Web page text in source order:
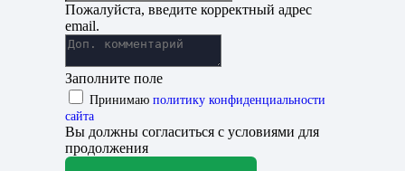
Пожалуйста, введите корректный адрес
email.
Заполните поле
Принимаю политику конфиденциальности
сайта
Вы должны согласиться с условиями для
продолжения